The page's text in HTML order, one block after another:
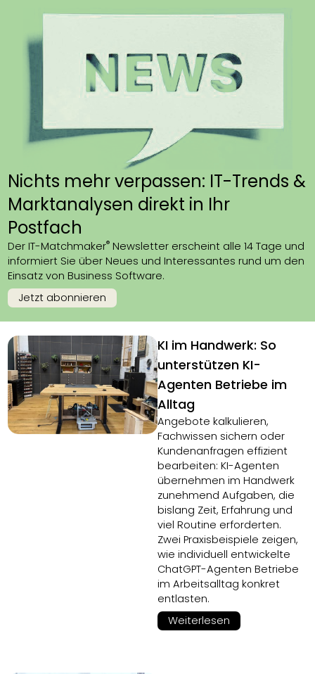
Nichts mehr verpassen: IT-Trends &
Marktanalysen direkt in Ihr
Postfach
Der IT-Matchmaker® Newsletter erscheint alle 14 Tage und
informiert Sie über Neues und Interessantes rund um den
Einsatz von Business Software.
Jetzt abonnieren
KI im Handwerk: So
unterstützen KI-
Agenten Betriebe im
Alltag
Angebote kalkulieren,
Fachwissen sichern oder
Kundenanfragen effizient
bearbeiten: KI-Agenten
übernehmen im Handwerk
zunehmend Aufgaben, die
bislang Zeit, Erfahrung und
viel Routine erforderten.
Zwei Praxisbeispiele zeigen,
wie individuell entwickelte
ChatGPT-Agenten Betriebe
im Arbeitsalltag konkret
entlasten.
Weiterlesen